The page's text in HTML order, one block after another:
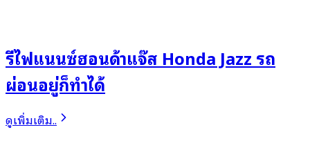
รีไฟแนนซ์ฮอนด้าแจ๊ส Honda Jazz รถ
ผ่อนอยู่ก็ทำได้
ดูเพิ่มเติม..